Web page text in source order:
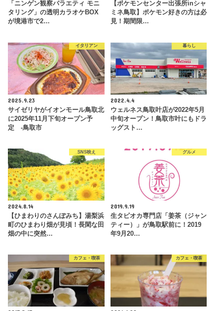
「ニンゲン観察バラエティ モニ
タリング」の透明カラオケBOX
が境港市で2…
【ポケモンセンター出張所inシャ
ミネ鳥取】ポケモン好きの方は必
見！期間限…
イタリアン
2025.9.23
サイゼリヤがイオンモール鳥取北
に2025年11月下旬オープン予
定 -鳥取市
暮らし
2022.4.4
ウェルネス鳥取叶店が2022年5月
中旬オープン！鳥取市叶にもドラ
ッグスト…
SNS映え
2024.8.14
【ひまわりのさんぽみち】湯梨浜
町のひまわり畑が見頃！長閑な田
畑の中に突然…
グルメ
2019.9.19
生タピオカ専門店「姜茶（ジャン
ティー）」が鳥取駅前に！2019
年9月20…
カフェ・喫茶 カフェ・喫茶